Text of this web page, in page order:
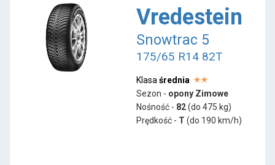
Vredestein
Snowtrac 5
175/65 R14 82T
Klasa średnia
Sezon - opony Zimowe
Nośność - 82(do 475 kg)
Prędkość - T (do 190 km/h)